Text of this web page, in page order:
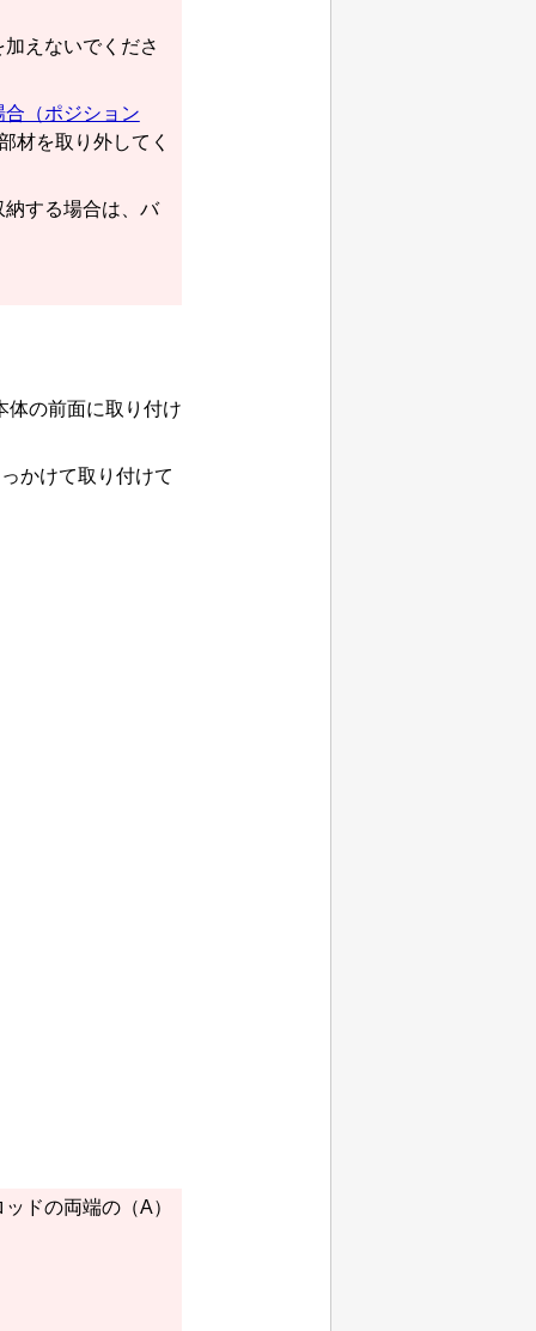
えないでくださ
（ポジション
材を取り外してく
する場合は、 バ
体の前面に取り付け
かけて取り付けて
ドの両端の（A）